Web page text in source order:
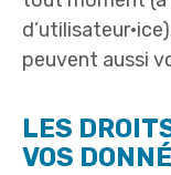
peuvent aussi
LES
VOS